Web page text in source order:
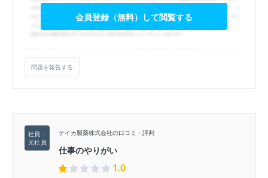
会員登録（無料）して閲覧する
問題を報告する
テイカ製薬株式会社の口コミ・評判
仕事のやりがい
1.0